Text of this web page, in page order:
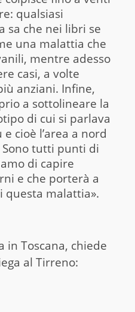
qualsiasi
sa che nei libri se
una malattia che
mentre adesso
casi, a volte
anziani. Infine,
a sottolineare la
di cui si parlava
cioè l’area a nord
Sono tutti punti di
di capire
e che porterà a
questa malattia».
in Toscana, chiede
al Tirreno: